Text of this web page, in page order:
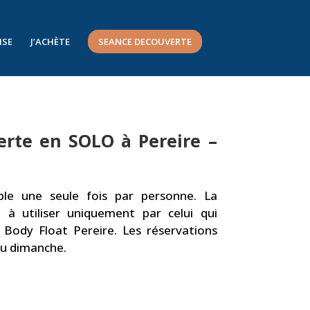
J’ACHÈTE SEANCE DECOUVERTE
en SOLO à Pereire –
une seule fois par personne. La
à utiliser uniquement par celui qui
Float Pereire. Les réservations
dimanche.